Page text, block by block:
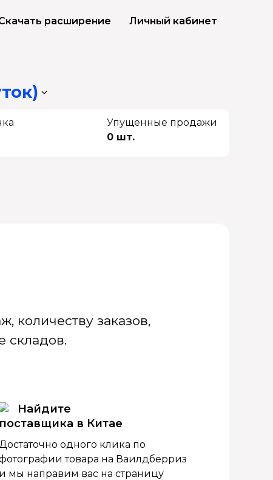
расширение Личный кабинет
Упущенные продажи
0 шт.
количеству заказов,
складов.
Найдите
поставщика в Китае
одного клика по
товара на Ваилдберриз
и мы направим вас на страницу